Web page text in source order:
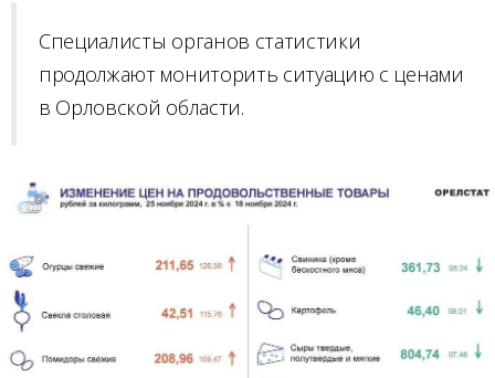
Специалисты органов статистики
продолжают мониторить ситуацию с ценами
в Орловской области.